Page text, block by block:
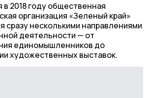
в 2018 году общественная
организация «Зеленый край»
сразу несколькими направлениями
деятельности — от
единомышленников до
художественных выставок.